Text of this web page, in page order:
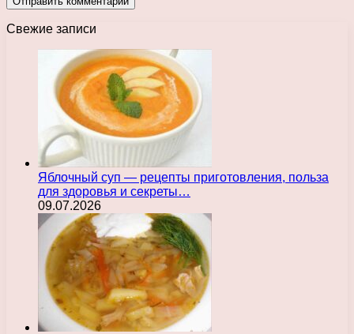
Свежие записи
Яблочный суп — рецепты приготовления, польза
для здоровья и секреты…
09.07.2026